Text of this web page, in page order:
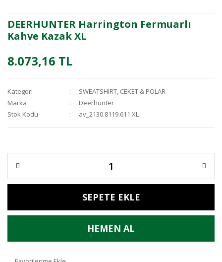
DEERHUNTER Harrington Fermuarlı
Kahve Kazak XL
8.073,16 TL
Kategori
SWEATSHIRT, CEKET & POLAR
Marka
Deerhunter
Stok Kodu
av_2130.8119.611.XL
SEPETE EKLE
HEMEN AL